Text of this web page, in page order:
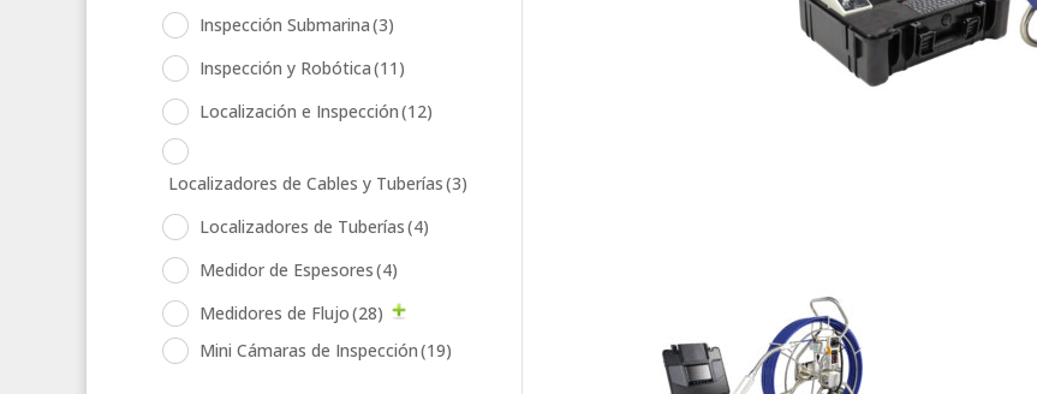
Inspección Submarina(3)
Inspección y Robótica(11)
Localización e Inspección(12)
Localizadores de Cables y Tuberías(3)
Localizadores de Tuberías(4)
Medidor de Espesores(4)
Medidores de Flujo(28)
Mini Cámaras de Inspección(19)